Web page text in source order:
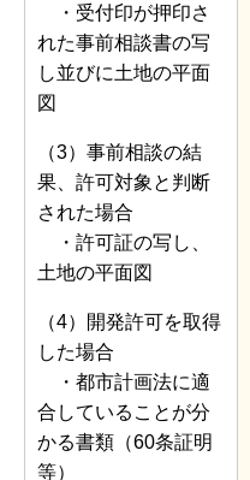
・受付印が押印さ
れた事前相談書の写
し並びに土地の平面
図
（3）事前相談の結
果、許可対象と判断
された場合
・許可証の写し、
土地の平面図
（4）開発許可を取得
した場合
・都市計画法に適
合していることが分
かる書類（60条証明
等）